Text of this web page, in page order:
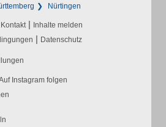
Nürtingen
Kontakt | Inhalte melden
| Datenschutz
Instagram folgen